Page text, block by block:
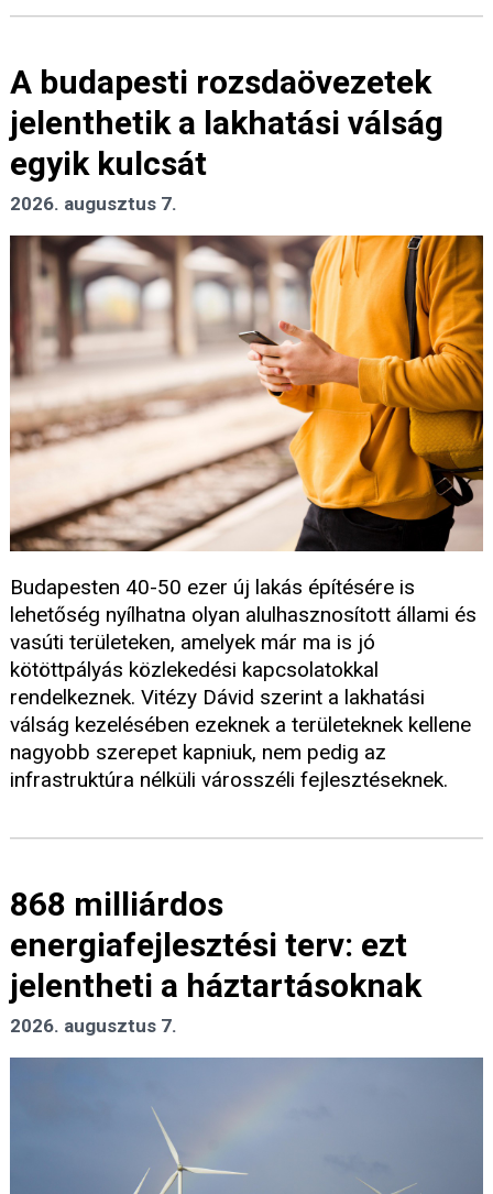
A budapesti rozsdaövezetek
jelenthetik a lakhatási válság
egyik kulcsát
2026. augusztus 7.
Budapesten 40-50 ezer új lakás építésére is
lehetőség nyílhatna olyan alulhasznosított állami és
vasúti területeken, amelyek már ma is jó
kötöttpályás közlekedési kapcsolatokkal
rendelkeznek. Vitézy Dávid szerint a lakhatási
válság kezelésében ezeknek a területeknek kellene
nagyobb szerepet kapniuk, nem pedig az
infrastruktúra nélküli városszéli fejlesztéseknek.
868 milliárdos
energiafejlesztési terv: ezt
jelentheti a háztartásoknak
2026. augusztus 7.